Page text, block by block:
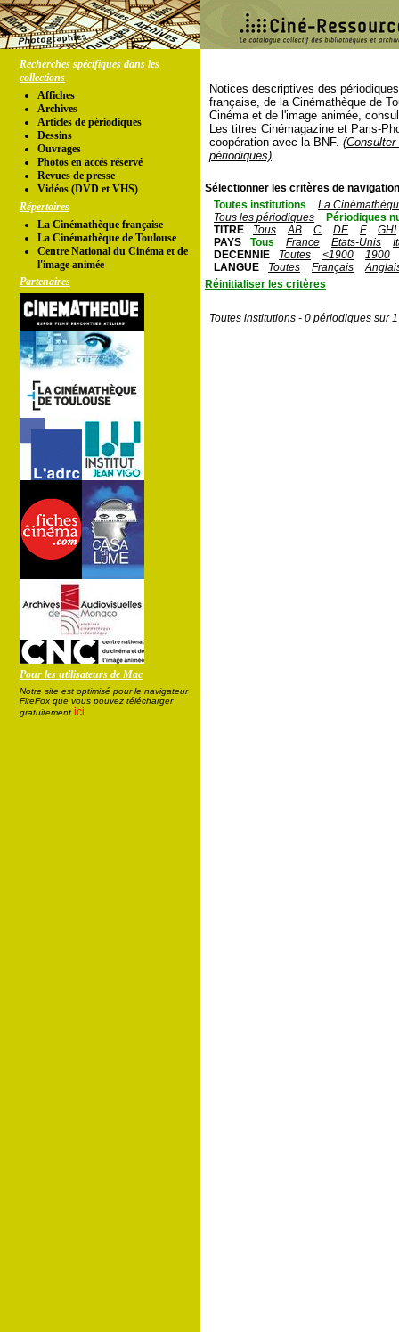
Recherches spécifiques dans les
collections
Affiches
Archives
Articles de périodiques
Dessins
Ouvrages
Photos en accés réservé
Revues de presse
Vidéos (DVD et VHS)
Répertoires
La Cinémathèque française
La Cinémathèque de Toulouse
Centre National du Cinéma et de
l'image animée
Partenaires
Pour les utilisateurs de Mac
Notre site est optimisé pour le navigateur
FireFox que vous pouvez télécharger
gratuitement ici
Notices descriptives des
française, de la Cinémathèque de
Cinéma et de l'image animée,
Les titres Cinémagazine et Paris-
coopération avec la BNF.
périodiques)
Sélectionner les critères de
Toutes institutions
La
Tous les périodiques
Périodiques
TITRE
Tous AB C DE F
GHI
PAYS
Tous France Etats-Unis
DECENNIE
Toutes <1900
1900
LANGUE
Toutes Français
Réinitialiser les critères
Toutes institutions - 0 périodiques sur